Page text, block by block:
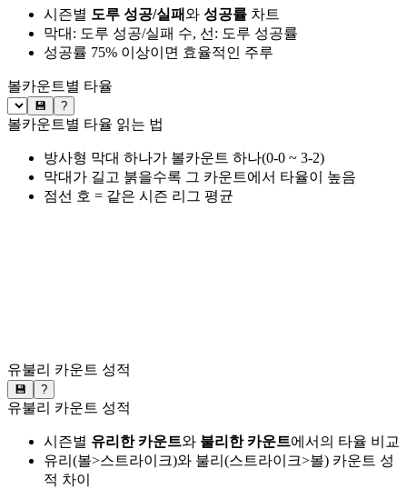
시즌별 도루 성공/실패와 성공률 차트
막대: 도루 성공/실패 수, 선: 도루 성공률
성공률 75% 이상이면 효율적인 주루
볼카운트별 타율
💾 ?
볼카운트별 타율 읽는 법
방사형 막대 하나가 볼카운트 하나(0-0 ~ 3-2)
막대가 길고 붉을수록 그 카운트에서 타율이 높음
점선 호 = 같은 시즌 리그 평균
유불리 카운트 성적
💾 ?
유불리 카운트 성적
시즌별 유리한 카운트와 불리한 카운트에서의 타율 비교
유리(볼>스트라이크)와 불리(스트라이크>볼) 카운트 성
적 차이